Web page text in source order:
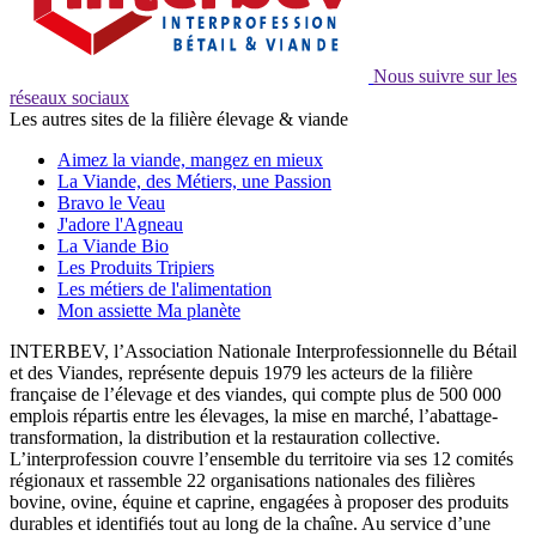
Nous suivre sur les
réseaux sociaux
Les autres sites de la filière élevage & viande
Aimez la viande, mangez en mieux
La Viande, des Métiers, une Passion
Bravo le Veau
J'adore l'Agneau
La Viande Bio
Les Produits Tripiers
Les métiers de l'alimentation
Mon assiette Ma planète
INTERBEV, l’Association Nationale Interprofessionnelle du Bétail
et des Viandes, représente depuis 1979 les acteurs de la filière
française de l’élevage et des viandes, qui compte plus de 500 000
emplois répartis entre les élevages, la mise en marché, l’abattage-
transformation, la distribution et la restauration collective.
L’interprofession couvre l’ensemble du territoire via ses 12 comités
régionaux et rassemble 22 organisations nationales des filières
bovine, ovine, équine et caprine, engagées à proposer des produits
durables et identifiés tout au long de la chaîne. Au service d’une